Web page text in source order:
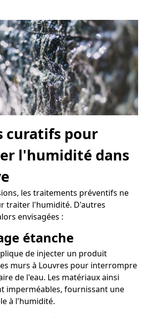
curatifs pour
l'humidité dans
les traitements préventifs ne
traiter l'humidité. D'autres
envisagées :
étanche
de injecter un produit
murs à Louvres pour interrompre
de l'eau. Les matériaux ainsi
imperméables, fournissant une
à l'humidité.